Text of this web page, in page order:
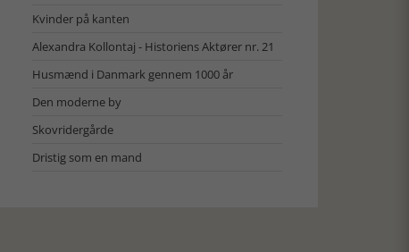
Kvinder på kanten
Alexandra Kollontaj - Historiens Aktører nr. 21
Husmænd i Danmark gennem 1000 år
Den moderne by
Skovridergårde
Dristig som en mand